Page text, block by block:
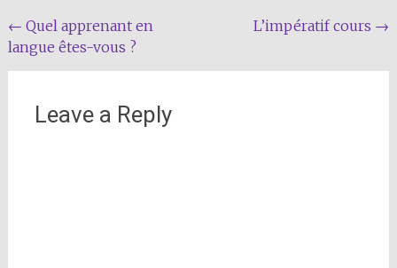
Post
navigation
← Quel apprenant en
langue êtes-vous ?
L’impératif cours →
Leave a Reply